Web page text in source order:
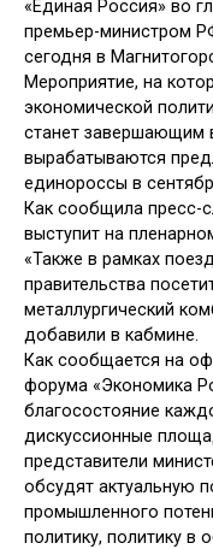
«Единая Россия» во
премьер-министром
сегодня в
Мероприятие, на
экономической
станет завершающим
вырабатываются
единороссы в
Как сообщила пресс-
выступит на
«Также в рамках
правительства
металлургический
добавили в кабмине.
Как сообщается на
форума «Экономика
благосостояние
дискуссионные
представители
обсудят актуальную
промышленного
политику, политику в